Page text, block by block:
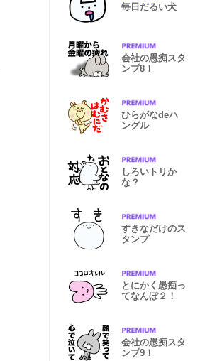
毎日だるい犬
会社の愚痴スタ
ンプ8！
ひらがなdeハ
ングル
しろいトリか
な？
すきなだけのス
タンプ
とにかく愚痴っ
てなんぼ２！
会社の愚痴スタ
ンプ9！